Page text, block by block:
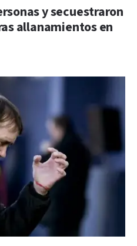
y secuestraron
allanamientos en